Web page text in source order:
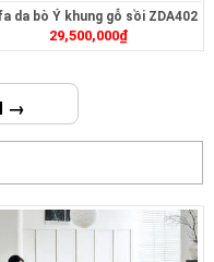
da bò Ý khung gỗ sồi ZDA402
29,500,000₫
→